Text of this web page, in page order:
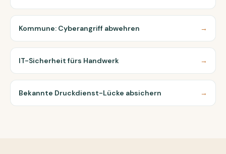
Kommune: Cyberangriff abwehren →
IT-Sicherheit fürs Handwerk →
Bekannte Druckdienst-Lücke absichern →